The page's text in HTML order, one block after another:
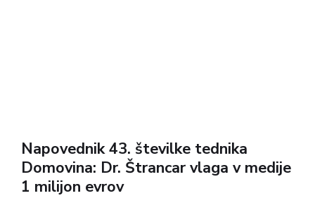
Napovednik 43. številke tednika
Domovina: Dr. Štrancar vlaga v medije
1 milijon evrov